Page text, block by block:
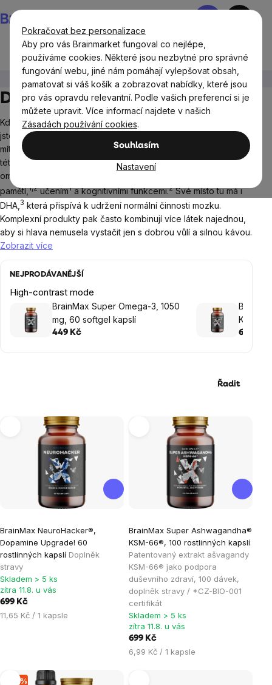
Pokračovat bez personalizace
Aby pro vás Brainmarket fungoval co nejlépe,
používáme cookies. Některé jsou nezbytné pro správné
fungování webu, jiné nám pomáhají vylepšovat obsah,
pamatovat si váš košík a zobrazovat nabídky, které jsou
pro vás opravdu relevantní. Podle vašich preferencí si je
můžete upravit. Více informací najdete v našich
Zásadách používání cookies.
Souhlasím
Nastavení
na
obsah
Nákupní
Cíle Paměť
Doplňky stravy na paměť
Když si zvládnete vybavit heslo z roku 2014, ale ne to, proč
jste přišli do kuchyně. Doplňky stravy pro všechny, kdo chtějí
mít hlavu ve formě pro každodenní dlouhodobé nasazení. V
této kategorii se nejčastěji potkávají komplexní formule,
omega 3 a vybrané rostlinné extrakty, které se běžně spojují s
pamětí,1,2učením1a kognitivními funkcemi.2Své místo tu má i
DHA, 3 která přispívá k udržení normální činnosti mozku.
Komplexní produkty pak často kombinují více látek najednou,
aby si hlava nemusela vystačit jen s dobrou vůlí a silnou kávou.
Zobrazit více
NEJPRODÁVANĚJŠÍ
High-contrast mode
BrainMax Super Omega-3, 1050
mg, 60 softgel kapslí
449 Kč
KSM-
699 Kč
Řadit
produktů
BrainMax NeuroHacker®,
Dopamine Upgrade! 60
rostlinných kapslí Doplněk
stravy
hodnocení
produktu
je
4,7
z
Skladem > 5 ks
zítra 11.8. u vás
699 Kč
Měrná
11,65 Kč / 1 kapsle
BrainMax Super Ashwagandha®
KSM-66®, 100 rostlinných kapslí
Patentovaný extrakt ašvagandy
KSM-66® jako podpora
duševního zdraví, 100 dávek,
doplněk stravy / *CZ-BIO-001
certifikát
hodnocení
produktu
je
4,8
z
5
hvězdiček.
Skladem > 5 ks
zítra 11.8. u vás
699 Kč
Měrná
6,99 Kč / 1 kapsle
–15 %